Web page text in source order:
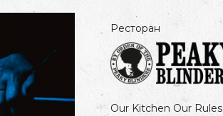
Ресторан
Our Kitchen Our Rules